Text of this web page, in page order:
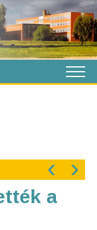
‹ ›
a